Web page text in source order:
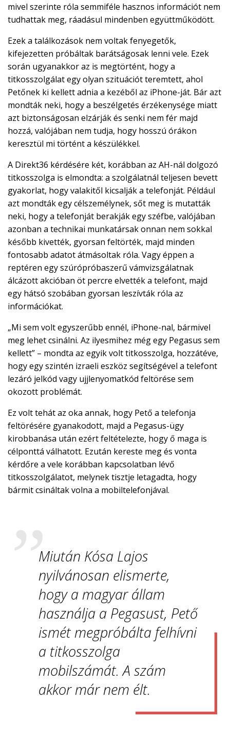
mivel szerinte róla semmiféle hasznos információt nem
tudhattak meg, ráadásul mindenben együttműködött.
Ezek a találkozások nem voltak fenyegetők,
kifejezetten próbáltak barátságosak lenni vele. Ezek
során ugyanakkor az is megtörtént, hogy a
titkosszolgálat egy olyan szituációt teremtett, ahol
Petőnek ki kellett adnia a kezéből az iPhone-ját. Bár azt
mondták neki, hogy a beszélgetés érzékenysége miatt
azt biztonságosan elzárják és senki nem fér majd
hozzá, valójában nem tudja, hogy hosszú órákon
keresztül mi történt a készülékkel.
A Direkt36 kérdésére két, korábban az AH-nál dolgozó
titkosszolga is elmondta: a szolgálatnál teljesen bevett
gyakorlat, hogy valakitől kicsalják a telefonját. Például
azt mondták egy célszemélynek, sőt meg is mutatták
neki, hogy a telefonját berakják egy széfbe, valójában
azonban a technikai munkatársak onnan nem sokkal
később kivették, gyorsan feltörték, majd minden
fontosabb adatot átmásoltak róla. Vagy éppen a
reptéren egy szúrópróbaszerű vámvizsgálatnak
álcázott akcióban öt percre elvették a telefont, majd
egy hátsó szobában gyorsan leszívták róla az
információkat.
„Mi sem volt egyszerűbb ennél, iPhone-nal, bármivel
meg lehet csinálni. Az ilyesmihez még egy Pegasus sem
kellett” – mondta az egyik volt titkosszolga, hozzátéve,
hogy egy szintén izraeli eszköz segítségével a telefont
lezáró jelkód vagy ujjlenyomatkód feltörése sem
okozott problémát.
Ez volt tehát az oka annak, hogy Pető a telefonja
feltörésére gyanakodott, majd a Pegasus-ügy
kirobbanása után ezért feltételezte, hogy ő maga is
célponttá válhatott. Ezután kereste meg és vonta
kérdőre a vele korábban kapcsolatban lévő
titkosszolgálatot, melynek tisztje letagadta, hogy
bármit csináltak volna a mobiltelefonjával.
Miután Kósa Lajos
nyilvánosan elismerte,
hogy a magyar állam
használja a Pegasust, Pető
ismét megpróbálta felhívni
a titkosszolga
mobilszámát. A szám
akkor már nem élt.